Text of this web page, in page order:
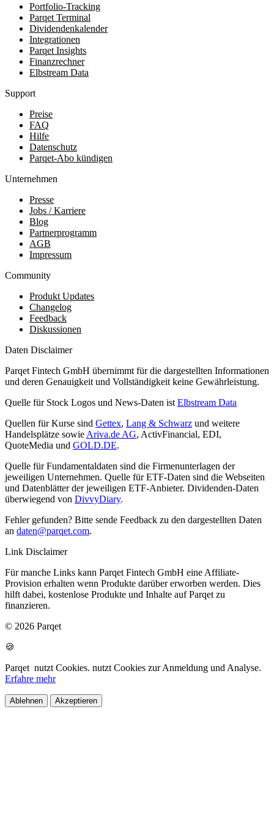
Portfolio-Tracking
Parqet Terminal
Dividendenkalender
Integrationen
Parqet Insights
Finanzrechner
Elbstream Data
Support
Preise
FAQ
Hilfe
Datenschutz
Parqet-Abo kündigen
Unternehmen
Presse
Jobs / Karriere
Blog
Partnerprogramm
AGB
Impressum
Community
Produkt Updates
Changelog
Feedback
Diskussionen
Daten Disclaimer
Parqet Fintech GmbH übernimmt für die dargestellten Informationen
und deren Genauigkeit und Vollständigkeit keine Gewährleistung.
Quelle für Stock Logos und News-Daten ist Elbstream Data
Quellen für Kurse sind Gettex, Lang & Schwarz und weitere
Handelsplätze sowie Ariva.de AG, ActivFinancial, EDI,
QuoteMedia und GOLD.DE.
Quelle für Fundamentaldaten sind die Firmenunterlagen der
jeweiligen Unternehmen. Quelle für ETF-Daten sind die Webseiten
und Datenblätter der jeweiligen ETF-Anbieter. Dividenden-Daten
überwiegend von DivvyDiary.
Fehler gefunden? Bitte sende Feedback zu den dargestellten Daten
an daten@parqet.com.
Link Disclaimer
Für manche Links kann Parqet Fintech GmbH eine Affiliate-
Provision erhalten wenn Produkte darüber erworben werden. Dies
hilft dabei, kostenlose Produkte und Inhalte auf Parqet zu
finanzieren.
© 2026 Parqet
🍪
Parqet nutzt Cookies. nutzt Cookies zur Anmeldung und Analyse.
Erfahre mehr
Ablehnen Akzeptieren